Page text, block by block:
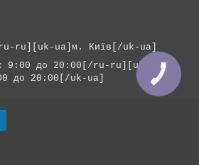
ru][uk-ua]м. Київ[/uk-ua]
9:00 до 20:00[/ru-ru][uk-
до 20:00[/uk-ua]
КНОПКА
ЗВ'ЯЗКУ